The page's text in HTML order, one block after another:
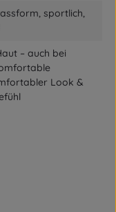
sportlich,
– auch bei
Look &